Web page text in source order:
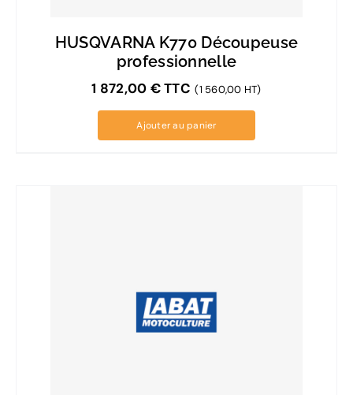
HUSQVARNA K770 Découpeuse
professionnelle
1 872,00 €TTC (1 560,00 HT)
Ajouter au panier